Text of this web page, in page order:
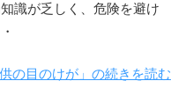
識が乏しく、危険を避け
供の目のけが」の続きを読む